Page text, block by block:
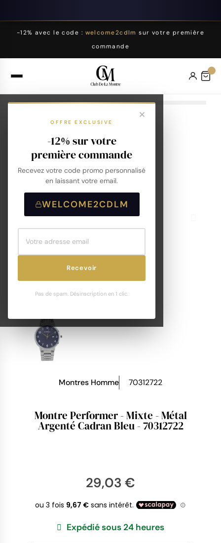
-12% avec le code : welcome2cdlm sur votre première
commande
OFFRE EXCLUSIVE
-12% sur votre
première commande
Recevez votre code promo personnalisé
en laissant votre email.
WELCOME2CDLM
Recevoir
Pas de spam. Désinscription en 1 clic.
Montres Homme 70312722
Montre Performer - Mixte - Métal
Argenté Cadran Bleu - 70312722
29,03 €
Expédié sous 24 heures